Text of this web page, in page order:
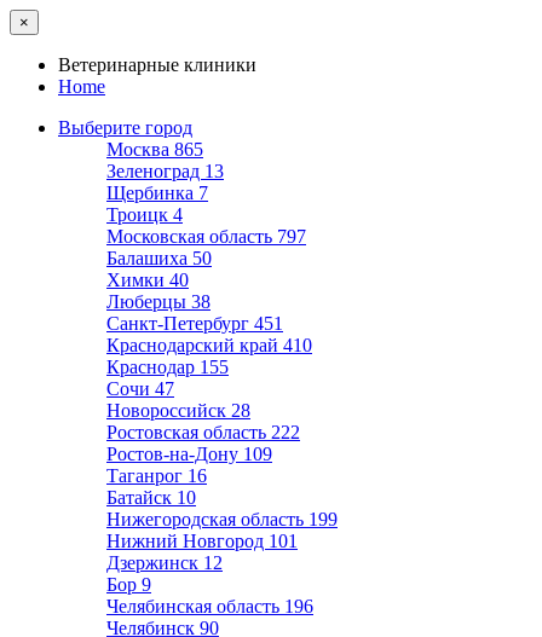
×
Ветеринарные клиники
Home
Выберите город
Москва 865
Зеленоград 13
Щербинка 7
Троицк 4
Московская область 797
Балашиха 50
Химки 40
Люберцы 38
Санкт-Петербург 451
Краснодарский край 410
Краснодар 155
Сочи 47
Новороссийск 28
Ростовская область 222
Ростов-на-Дону 109
Таганрог 16
Батайск 10
Нижегородская область 199
Нижний Новгород 101
Дзержинск 12
Бор 9
Челябинская область 196
Челябинск 90